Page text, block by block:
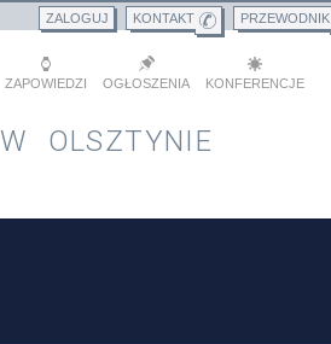
PRZEWODNIK
KONTAKT
ZALOGUJ
KONFERENCJE
OGŁOSZENIA
ZAPOWIEDZI
W OLSZTYNIE